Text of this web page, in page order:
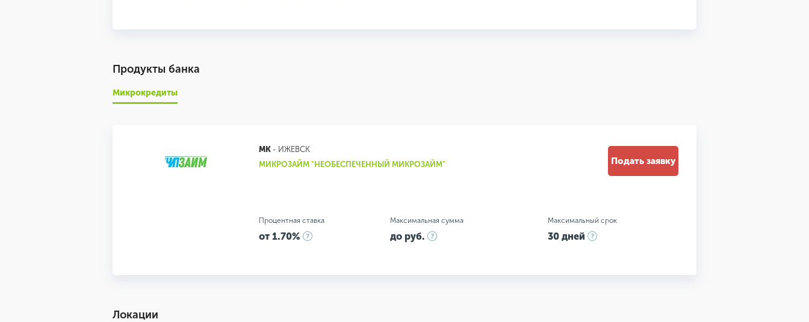
Продукты банка
Микрокредиты
МК- ИЖЕВСК
МИКРОЗАЙМ "НЕОБЕСПЕЧЕННЫЙ МИКРОЗАЙМ"
Процентная ставка
от 1.70%
Максимальная сумма
до руб.
Максимальный срок
30 дней
Подать заявку
Локации